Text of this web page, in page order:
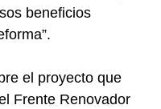
beneficios
el proyecto que
Frente Renovador